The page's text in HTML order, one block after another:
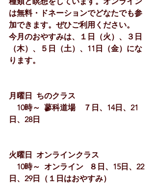
は無料・ドネーションでどなたでも参
加できます。ぜひご利用ください。
今月のおやすみは、１日（火）、３日
（木）、５日（土）、11日（金）にな
ります。
月曜日  ちのクラス
10時～  蓼科道場　７日、14日、21
日、28日
火曜日  オンラインクラス
10時～  オンライン   ８日、15日、22
日、29日（１日はおやすみ）